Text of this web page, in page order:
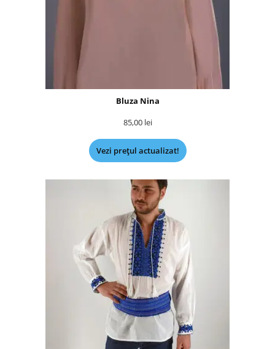
Bluza Nina
85,00 lei
Vezi prețul actualizat!